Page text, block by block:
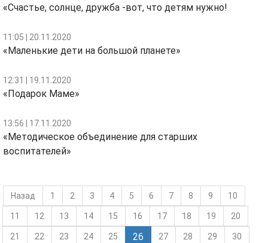
«Счастье, солнце, дружба -вот, что детям нужно!
11:05 | 20.11.2020
«Маленькие дети на большой планете»
12:31 | 19.11.2020
«Подарок Маме»
13:56 | 17.11.2020
«Методическое объединение для старших
воспитателей»
Назад 1 2 3 4 5 6 7 8 9 10
11 12 13 14 15 16 17 18 19 20
21 22 23 24 25 26 27 28 29 30